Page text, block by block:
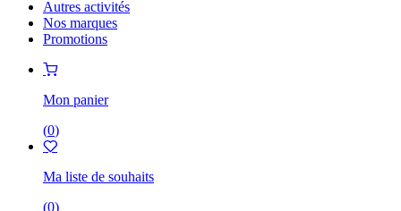
Autres activités
Nos marques
Promotions
Mon panier
(0)
Ma liste de souhaits
(0)